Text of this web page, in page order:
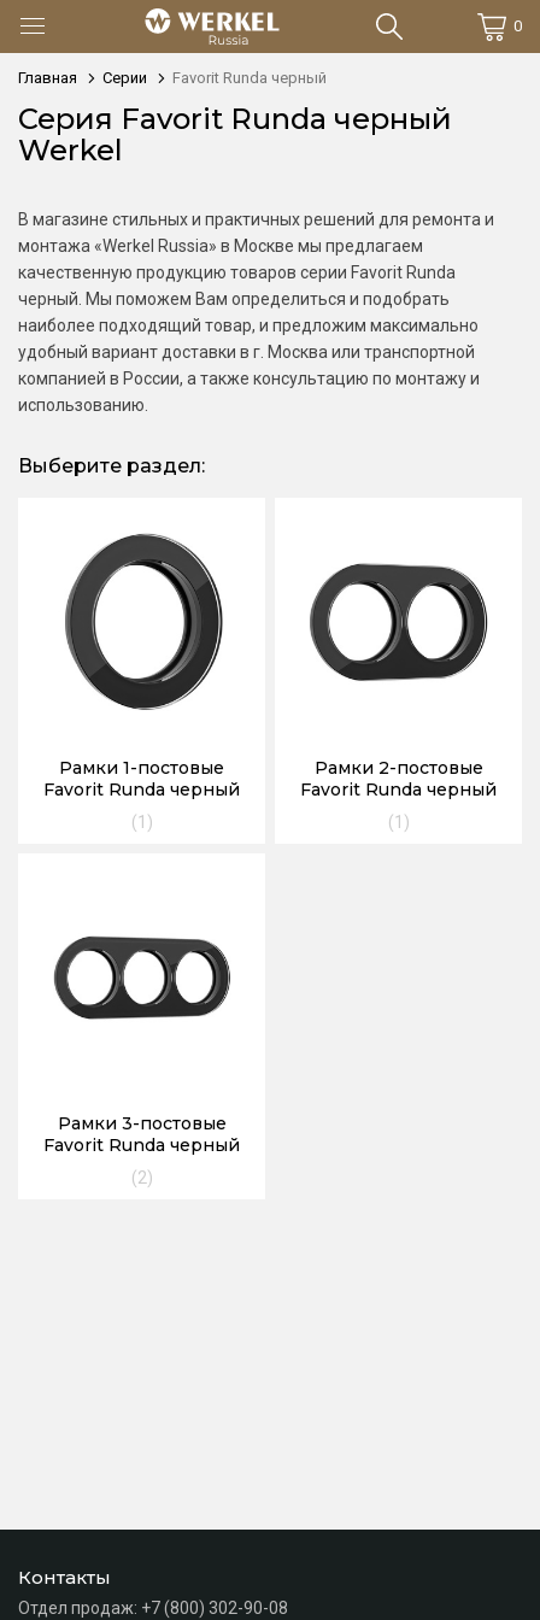
0
Главная Серии Favorit Runda черный
Серия Favorit Runda черный
Werkel
В магазине стильных и практичных решений для ремонта и
монтажа «Werkel Russia» в Москве мы предлагаем
качественную продукцию товаров серии Favorit Runda
черный. Мы поможем Вам определиться и подобрать
наиболее подходящий товар, и предложим максимально
удобный вариант доставки в г. Москва или транспортной
компанией в России, а также консультацию по монтажу и
использованию.
Выберите раздел:
Рамки 1-постовые
Favorit Runda черный
(1)
Рамки 2-постовые
Favorit Runda черный
(1)
Рамки 3-постовые
Favorit Runda черный
(2)
Контакты
Отдел продаж: +7 (800) 302-90-08